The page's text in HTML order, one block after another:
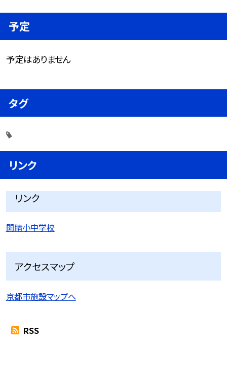
予定
予定はありません
タグ
リンク
リンク
開睛小中学校
アクセスマップ
京都市施設マップへ
RSS